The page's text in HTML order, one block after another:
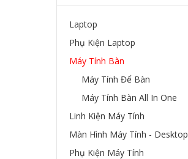
Laptop
Phụ Kiện Laptop
Máy Tính Bàn
Máy Tính Để Bàn
Máy Tính Bàn All In One
Linh Kiện Máy Tính
Màn Hình Máy Tính - Desktop
Phụ Kiện Máy Tính